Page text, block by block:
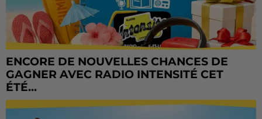
ENCORE DE NOUVELLES CHANCES DE
GAGNER AVEC RADIO INTENSITÉ CET
ÉTÉ...